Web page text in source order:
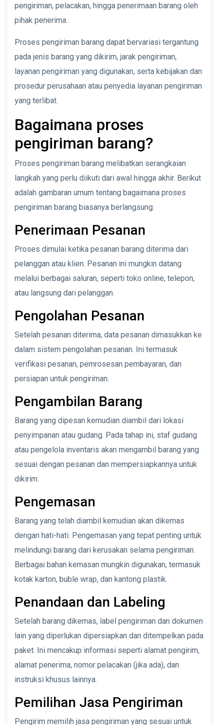
pengiriman, pelacakan, hingga penerimaan barang oleh
pihak penerima.
Proses pengiriman barang dapat bervariasi tergantung
pada jenis barang yang dikirim, jarak pengiriman,
layanan pengiriman yang digunakan, serta kebijakan dan
prosedur perusahaan atau penyedia layanan pengiriman
yang terlibat.
Bagaimana proses
pengiriman barang?
Proses pengiriman barang melibatkan serangkaian
langkah yang perlu diikuti dari awal hingga akhir. Berikut
adalah gambaran umum tentang bagaimana proses
pengiriman barang biasanya berlangsung:
Penerimaan Pesanan
Proses dimulai ketika pesanan barang diterima dari
pelanggan atau klien. Pesanan ini mungkin datang
melalui berbagai saluran, seperti toko online, telepon,
atau langsung dari pelanggan.
Pengolahan Pesanan
Setelah pesanan diterima, data pesanan dimasukkan ke
dalam sistem pengolahan pesanan. Ini termasuk
verifikasi pesanan, pemrosesan pembayaran, dan
persiapan untuk pengiriman.
Pengambilan Barang
Barang yang dipesan kemudian diambil dari lokasi
penyimpanan atau gudang. Pada tahap ini, staf gudang
atau pengelola inventaris akan mengambil barang yang
sesuai dengan pesanan dan mempersiapkannya untuk
dikirim.
Pengemasan
Barang yang telah diambil kemudian akan dikemas
dengan hati-hati. Pengemasan yang tepat penting untuk
melindungi barang dari kerusakan selama pengiriman.
Berbagai bahan kemasan mungkin digunakan, termasuk
kotak karton, buble wrap, dan kantong plastik.
Penandaan dan Labeling
Setelah barang dikemas, label pengiriman dan dokumen
lain yang diperlukan dipersiapkan dan ditempelkan pada
paket. Ini mencakup informasi seperti alamat pengirim,
alamat penerima, nomor pelacakan (jika ada), dan
instruksi khusus lainnya.
Pemilihan Jasa Pengiriman
Pengirim memilih jasa pengiriman yang sesuai untuk